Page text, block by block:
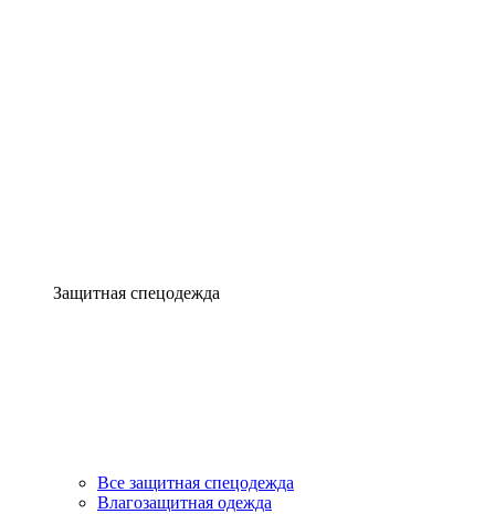
Защитная спецодежда
Все защитная спецодежда
Влагозащитная одежда